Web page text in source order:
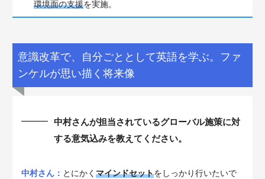
環境面の支援を実施。
意識改革で、自分ごととして英語を学ぶ。ファ
ンケルが思い描く将来像
中村さんが担当されているグローバル施策に対
する意気込みを教えてください。
中村さん： とにかく マインドセットをしっかり行いたいで